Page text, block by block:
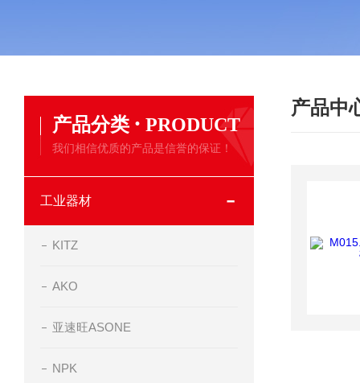
产品分类 · PRODUCT
我们相信优质的产品是信誉的保证！
工业器材
KITZ
AKO
亚速旺ASONE
NPK
产品中